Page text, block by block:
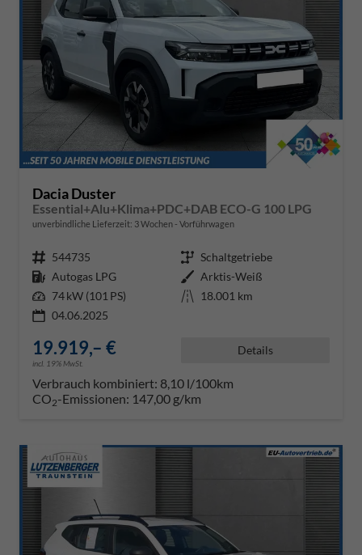
Dacia Duster
Essential+Alu+Klima+PDC+DAB ECO-G 100 LPG
unverbindliche Lieferzeit: 3 Wochen Vorführwagen
Fahrzeugnr. 544735 Getriebe Schaltgetriebe
Kraftstoff Autogas LPG Außenfarbe Arktis-Weiß
Leistung 74 kW (101 PS) Kilometerstand 18.001 km
04.06.2025
19.919,– €
incl. 19% MwSt.
Details
Verbrauch kombiniert: 8,10 l/100km
CO2-Emissionen: 147,00 g/km